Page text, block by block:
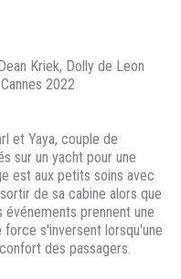
Kriek, Dolly de Leon
2022
et Yaya, couple de
sur un yacht pour une
est aux petits soins avec
de sa cabine alors que
prennent une
s'inversent lorsqu'une
des passagers.